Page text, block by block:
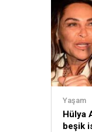
Yaşam
Hülya
beşik